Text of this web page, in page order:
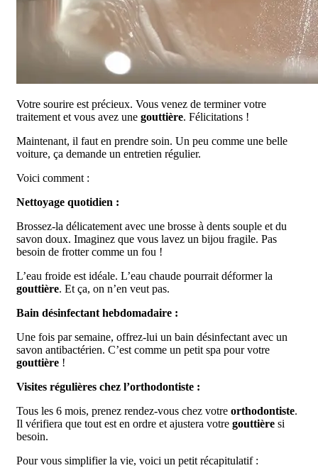
Votre sourire est précieux. Vous venez de terminer votre
traitement et vous avez une gouttière. Félicitations !
Maintenant, il faut en prendre soin. Un peu comme une belle
voiture, ça demande un entretien régulier.
Voici comment :
Nettoyage quotidien :
Brossez-la délicatement avec une brosse à dents souple et du
savon doux. Imaginez que vous lavez un bijou fragile. Pas
besoin de frotter comme un fou !
L’eau froide est idéale. L’eau chaude pourrait déformer la
gouttière. Et ça, on n’en veut pas.
Bain désinfectant hebdomadaire :
Une fois par semaine, offrez-lui un bain désinfectant avec un
savon antibactérien. C’est comme un petit spa pour votre
gouttière !
Visites régulières chez l’orthodontiste :
Tous les 6 mois, prenez rendez-vous chez votre orthodontiste.
Il vérifiera que tout est en ordre et ajustera votre gouttière si
besoin.
Pour vous simplifier la vie, voici un petit récapitulatif :